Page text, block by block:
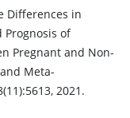
Differences in
Prognosis of
Pregnant and Non-
Meta-
2021.